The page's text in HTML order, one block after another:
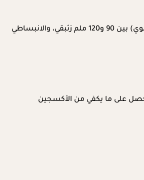
لا يوجد رقم واحد يحدد أدنى مستوى آمنضغط الدمأثناء الحمل، لأن جسم كل امرأة يختلف عن الأخرى، وبشكل عام، ينبغي أن تتراوح قراءة ضغط الدم الانقباضي (العلوي) بين 90 و120 ملم زئبقي، والانبساطي
على ما يكفي من الأكسجين